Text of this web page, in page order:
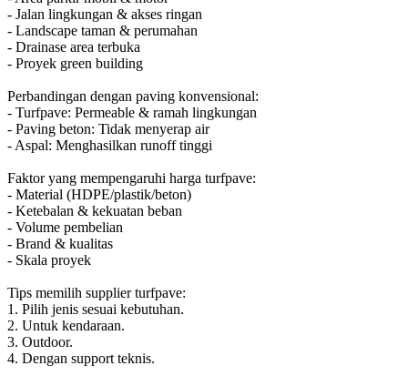
- Jalan lingkungan & akses ringan
- Landscape taman & perumahan
- Drainase area terbuka
- Proyek green building
Perbandingan dengan paving konvensional:
- Turfpave: Permeable & ramah lingkungan
- Paving beton: Tidak menyerap air
- Aspal: Menghasilkan runoff tinggi
Faktor yang mempengaruhi harga turfpave:
- Material (HDPE/plastik/beton)
- Ketebalan & kekuatan beban
- Volume pembelian
- Brand & kualitas
- Skala proyek
Tips memilih supplier turfpave:
1. Pilih jenis sesuai kebutuhan.
2. Untuk kendaraan.
3. Outdoor.
4. Dengan support teknis.